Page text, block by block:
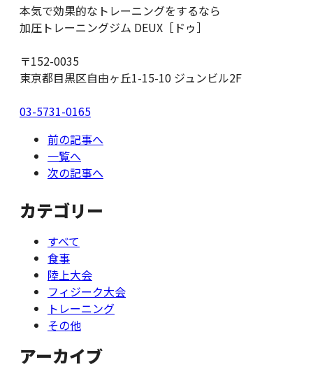
本気で効果的なトレーニングをするなら
加圧トレーニングジム DEUX［ドゥ］
〒152-0035
東京都目黒区自由ヶ丘1-15-10 ジュンビル2F
03-5731-0165
前の記事へ
一覧へ
次の記事へ
カテゴリー
すべて
食事
陸上大会
フィジーク大会
トレーニング
その他
アーカイブ